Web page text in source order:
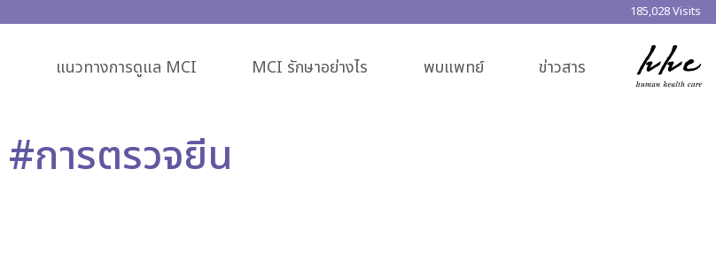
185,028 Visits
แนวทางการดูแล MCI MCI รักษาอย่างไร พบแพทย์ ข่าวสาร
#การตรวจยีน